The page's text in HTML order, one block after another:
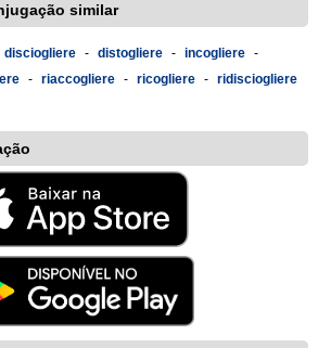
similar
disciogliere - distogliere - incogliere -
- riaccogliere - ricogliere - ridisciogliere